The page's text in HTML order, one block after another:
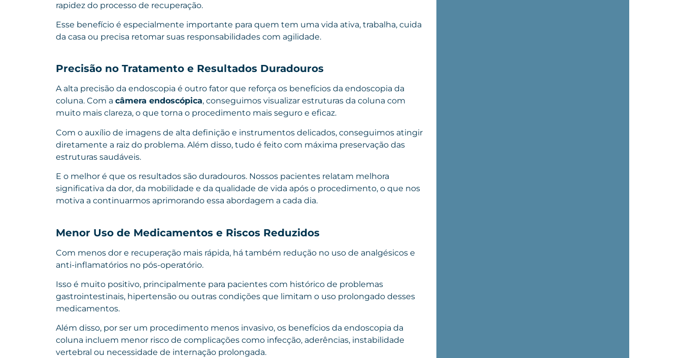
rapidez do processo de recuperação.
Esse benefício é especialmente importante para quem tem uma vida ativa, trabalha, cuida
da casa ou precisa retomar suas responsabilidades com agilidade.
Precisão no Tratamento e Resultados Duradouros
A alta precisão da endoscopia é outro fator que reforça os benefícios da endoscopia da
coluna. Com a câmera endoscópica, conseguimos visualizar estruturas da coluna com
muito mais clareza, o que torna o procedimento mais seguro e eficaz.
Com o auxílio de imagens de alta definição e instrumentos delicados, conseguimos atingir
diretamente a raiz do problema. Além disso, tudo é feito com máxima preservação das
estruturas saudáveis.
E o melhor é que os resultados são duradouros. Nossos pacientes relatam melhora
significativa da dor, da mobilidade e da qualidade de vida após o procedimento, o que nos
motiva a continuarmos aprimorando essa abordagem a cada dia.
Menor Uso de Medicamentos e Riscos Reduzidos
Com menos dor e recuperação mais rápida, há também redução no uso de analgésicos e
anti-inflamatórios no pós-operatório.
Isso é muito positivo, principalmente para pacientes com histórico de problemas
gastrointestinais, hipertensão ou outras condições que limitam o uso prolongado desses
medicamentos.
Além disso, por ser um procedimento menos invasivo, os benefícios da endoscopia da
coluna incluem menor risco de complicações como infecção, aderências, instabilidade
vertebral ou necessidade de internação prolongada.